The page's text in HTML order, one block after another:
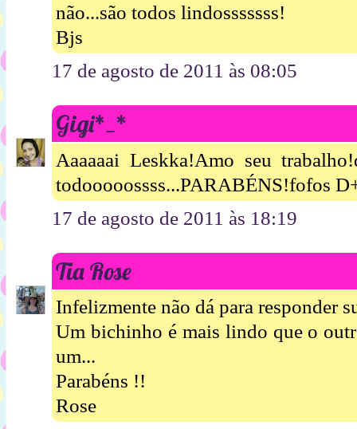
não...são todos lindosssssss!
Bjs
17 de agosto de 2011 às 08:05
Gigi*_*
Aaaaaai Leskka!Amo seu
todooooossss...PARABÉNS!fofos
17 de agosto de 2011 às 18:19
Tia Rose
Infelizmente não dá para responder
Um bichinho é mais lindo que o
um...
Parabéns !!
Rose